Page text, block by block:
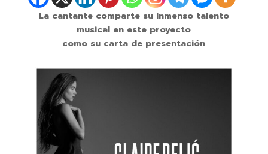
La cantante comparte su inmenso talento
musical en este proyecto
como su carta de presentación